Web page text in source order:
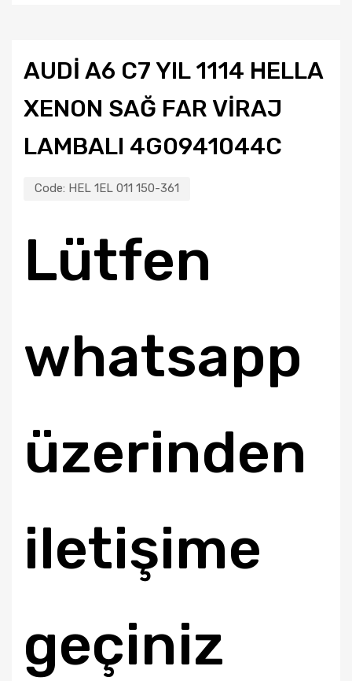
AUDI A6 C7 YIL 1114 HELLA
XENON SAĞ FAR VIRAJ
LAMBALI 4G0941044C
Code: HEL 1EL 011 150-361
Lütfen
whatsapp
üzerinden
iletişime
geçiniz